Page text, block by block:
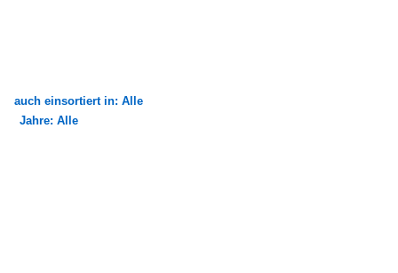
auch einsortiert in: Alle
Jahre: Alle